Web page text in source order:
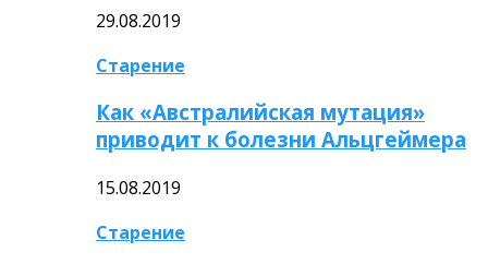
29.08.2019
Старение
Как «Австралийская мутация»
приводит к болезни Альцгеймера
15.08.2019
Старение